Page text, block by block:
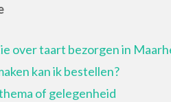
over taart bezorgen in
kan ik bestellen?
of gelegenheid